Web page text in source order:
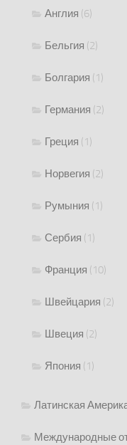
Англия (6)
Бельгия (2)
Болгария (1)
Германия (2)
Греция (1)
Норвегия (2)
Румыния (1)
Сербия (1)
Франция (10)
Швейцария (2)
Швеция (2)
Япония (1)
Латинская
Международные